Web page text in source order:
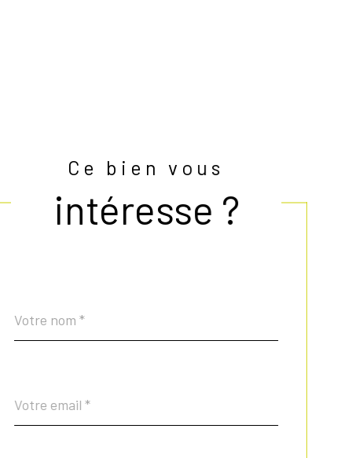
Ce bien vous
intéresse ?
par
*
*